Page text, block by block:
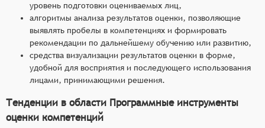
уровень подготовки оцениваемых лиц,
алгоритмы анализа результатов оценки, позволяющие
выявлять пробелы в компетенциях и формировать
рекомендации по дальнейшему обучению или развитию,
средства визуализации результатов оценки в форме,
удобной для восприятия и последующего использования
лицами, принимающими решения.
Тенденции в области Программные инструменты
оценки компетенций